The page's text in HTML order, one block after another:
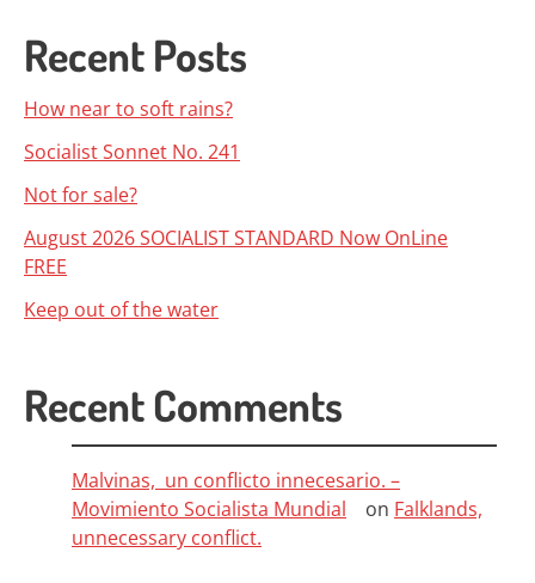
Recent Posts
How near to soft rains?
Socialist Sonnet No. 241
Not for sale?
August 2026 SOCIALIST STANDARD Now OnLine
FREE
Keep out of the water
Recent Comments
Malvinas, un conflicto innecesario. –
Movimiento Socialista Mundial
on Falklands,
unnecessary conflict.